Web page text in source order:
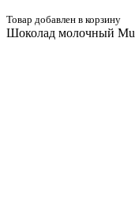
Товар добавлен в корзину
Шоколад молочный